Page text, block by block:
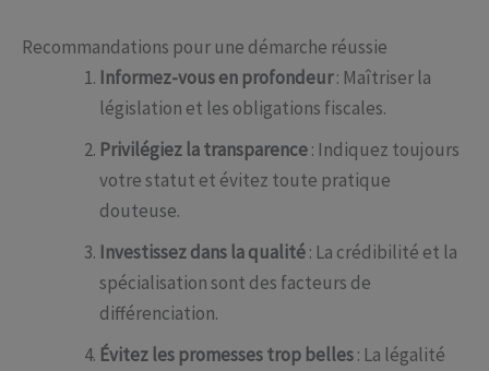
Recommandations pour une démarche réussie
Informez-vous en profondeur: Maîtriser la
législation et les obligations fiscales.
Privilégiez la transparence: Indiquez toujours
votre statut et évitez toute pratique
douteuse.
Investissez dans la qualité: La crédibilité et la
spécialisation sont des facteurs de
différenciation.
Évitez les promesses trop belles: La légalité